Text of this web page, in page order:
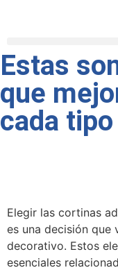
Estas
que
cada
Elegir las cortinas
es una decisión que
decorativo. Estos
esenciales